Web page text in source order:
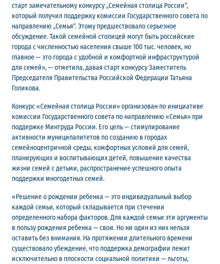
старт замечательному конкурсу „Семейная столица России“,
который получил поддержку комиссии Государственного совета по
направлению „Семья“. Этому предшествовало серьезное
обсуждение. Такой семейной столицей могут быть российские
города с численностью населения свыше 100 тыс. человек, но
главное — это города с удобной и комфортной инфраструктурой
для семей», — отметила, давая старт конкурсу Заместитель
Председателя Правительства Российской Федерации Татьяна
Голикова.
Конкурс «Семейная столица России» организован по инициативе
комиссии Государственного совета по направлению «Семья» при
поддержке Минтруда России. Его цель — стимулирование
активности муниципалитетов по созданию в городах
семейноцентричной среды, комфортных условий для семей,
планирующих и воспитывающих детей, повышение качества
жизни семей с детьми, распространение успешного опыта
поддержки многодетных семей.
«Решение о рождении ребенка — это индивидуальный выбор
каждой семьи, который складывается при стечении
определенного набора факторов. Для каждой семьи эти аргументы
в пользу рождения ребенка — свои. Но ни один из них нельзя
оставить без внимания. На протяжении длительного времени
существовало убеждение, что поддержка демографии лежит
исключительно в плоскости социальной политики — льготы,